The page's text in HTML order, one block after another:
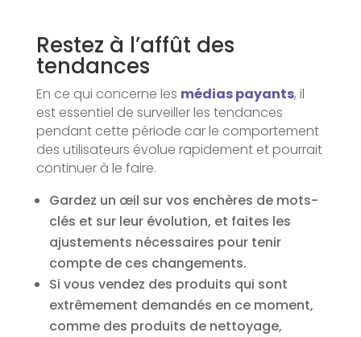
Restez à l’affût des
tendances
En ce qui concerne les médias payants, il
est essentiel de surveiller les tendances
pendant cette période car le comportement
des utilisateurs évolue rapidement et pourrait
continuer à le faire.
Gardez un œil sur vos enchères de mots-
clés et sur leur évolution, et faites les
ajustements nécessaires pour tenir
compte de ces changements.
Si vous vendez des produits qui sont
extrêmement demandés en ce moment,
comme des produits de nettoyage,